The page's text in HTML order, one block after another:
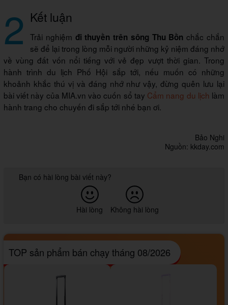
2 Kết luận
Trải nghiệm đi thuyền trên sông Thu Bồn chắc chắn
sẽ để lại trong lòng mỗi người những kỷ niệm đáng nhớ
về vùng đất vốn nổi tiếng với vẻ đẹp vượt thời gian. Trong
hành trình du lịch Phố Hội sắp tới, nếu muốn có những
khoảnh khắc thú vị và đáng nhớ như vậy, đừng quên lưu lại
bài viết này của MIA.vn vào cuốn sổ tay Cẩm nang du lịch làm
hành trang cho chuyến đi sắp tới nhé bạn ơi.
Bảo Nghi
Nguồn: kkday.com
Bạn có hài lòng bài viết này?
Hài lòng Không hài lòng
TOP sản phẩm bán chạy tháng 08/2026